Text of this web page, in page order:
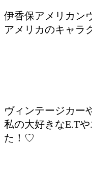
伊香保アメリカン
アメリカのキャラ
ヴィンテージカー
私の大好きなE.T
た！♡